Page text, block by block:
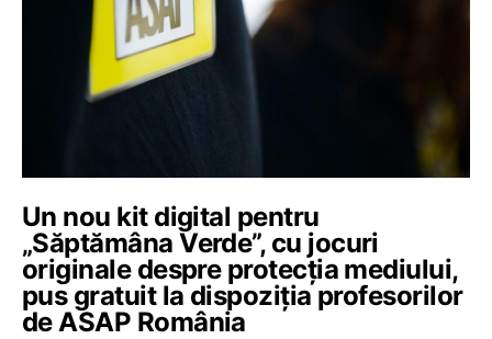
Un nou kit digital pentru
„Săptămâna Verde”, cu jocuri
originale despre protecția mediului,
pus gratuit la dispoziția profesorilor
de ASAP România